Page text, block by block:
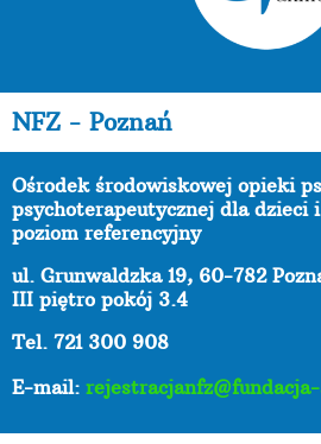
NFZ - Poznań
Ośrodek środowiskowej opieki
psychoterapeutycznej dla dzieci
poziom referencyjny
ul. Grunwaldzka 19, 60-782
III piętro pokój 3.4
Tel. 721 300 908
E-mail: